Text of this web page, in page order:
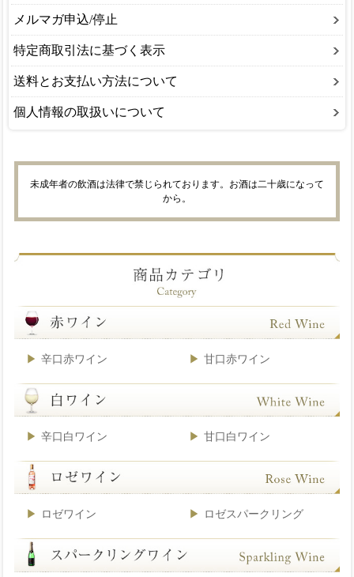
メルマガ申込/停止
特定商取引法に基づく表示
送料とお支払い方法について
個人情報の取扱いについて
未成年者の飲酒は法律で禁じられております。お酒は二十歳になって
から。
辛口赤ワイン 甘口赤ワイン
辛口白ワイン 甘口白ワイン
ロゼワイン ロゼスパークリング